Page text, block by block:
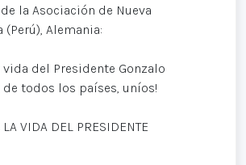
la Asociación de Nueva
(Perú), Alemania:
vida del Presidente Gonzalo
de todos los países, uníos!
LA VIDA DEL PRESIDENTE